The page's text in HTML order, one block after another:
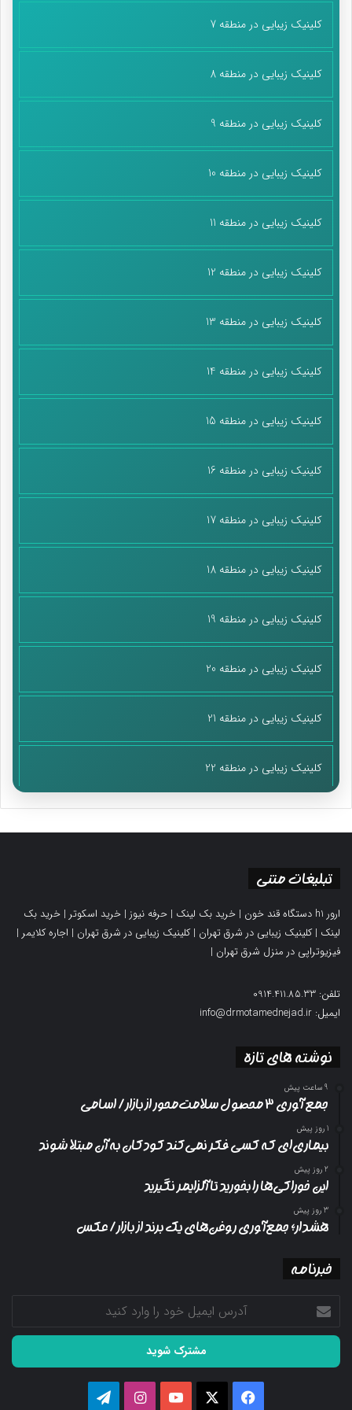
کلینیک زیبایی در منطقه 7
کلینیک زیبایی در منطقه 8
کلینیک زیبایی در منطقه 9
کلینیک زیبایی در منطقه 10
کلینیک زیبایی در منطقه 11
کلینیک زیبایی در منطقه 12
کلینیک زیبایی در منطقه 13
کلینیک زیبایی در منطقه 14
کلینیک زیبایی در منطقه 15
کلینیک زیبایی در منطقه 16
کلینیک زیبایی در منطقه 17
کلینیک زیبایی در منطقه 18
کلینیک زیبایی در منطقه 19
کلینیک زیبایی در منطقه 20
کلینیک زیبایی در منطقه 21
کلینیک زیبایی در منطقه 22
تبلیغات متنی
ارور h1 دستگاه قند خون | خرید بک لینک | حرفه نیوز | خرید اسکوتر | خرید بک
لینک |کلینیک زیبایی در شرق تهران |کلینیک زیبایی در شرق تهران | اجاره کلایمر |
فیزیوتراپی در منزل شرق تهران |
تلفن: 0914.411.85.33
ایمیل: info@drmotamednejad.ir
نوشته های تازه
9 ساعت پیش
جمع آوری ۳ محصول سلامت‌محور از بازار/ اسامی
1 روز پیش
بیماری‌ای که کسی فکر نمی‌کند کودکان به آن مبتلا شوند
2 روز پیش
این خوراکی‌ها را بخورید تا آلزایمر نگیرید
3 روز پیش
هشدار؛ جمع‌آوری روغن‌های یک برند از بازار/ عکس
خبرنامه
آدرس
ایمیل
خود
وارد
فیسبوک ایکسیوتیوباینستاگرامتلگرام